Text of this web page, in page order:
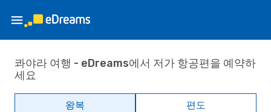
콰야라 여행 - eDreams에서 저가 항공편을 예약하
세요
왕복 편도